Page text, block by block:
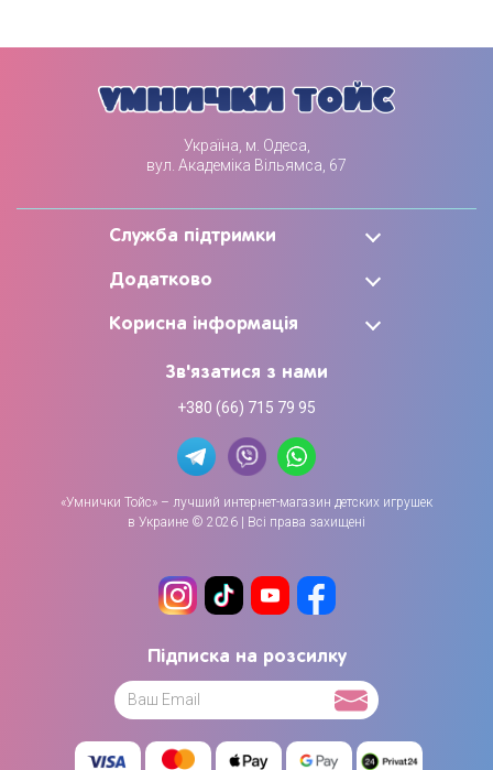
Україна, м. Одеса,
вул. Академіка Вільямса, 67
Служба підтримки
Додатково
Корисна інформація
Зв'язатися з нами
+380 (66) 715 79 95
«Умнички Тойс» – лучший интернет-магазин детских игрушек
в Украине © 2026 | Всі права захищені
Підписка на розсилку